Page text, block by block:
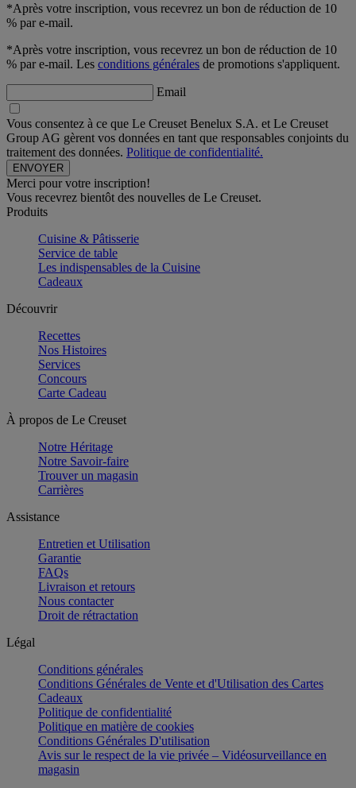
*Après votre inscription, vous recevrez un bon de réduction de 10
% par e-mail.
*Après votre inscription, vous recevrez un bon de réduction de 10
% par e-mail. Les conditions générales de promotions s'appliquent.
Email
Vous consentez à ce que Le Creuset Benelux S.A. et Le Creuset
Group AG gèrent vos données en tant que responsables conjoints du
traitement des données. Politique de confidentialité.
Merci pour votre inscription!
Vous recevrez bientôt des nouvelles de Le Creuset.
Produits
Cuisine & Pâtisserie
Service de table
Les indispensables de la Cuisine
Cadeaux
Découvrir
Recettes
Nos Histoires
Services
Concours
Carte Cadeau
À propos de Le Creuset
Notre Héritage
Notre Savoir-faire
Trouver un magasin
Carrières
Assistance
Entretien et Utilisation
Garantie
FAQs
Livraison et retours
Nous contacter
Droit de rétractation
Légal
Conditions générales
Conditions Générales de Vente et d'Utilisation des Cartes
Cadeaux
Politique de confidentialité
Politique en matière de cookies
Conditions Générales D'utilisation
Avis sur le respect de la vie privée – Vidéosurveillance en
magasin